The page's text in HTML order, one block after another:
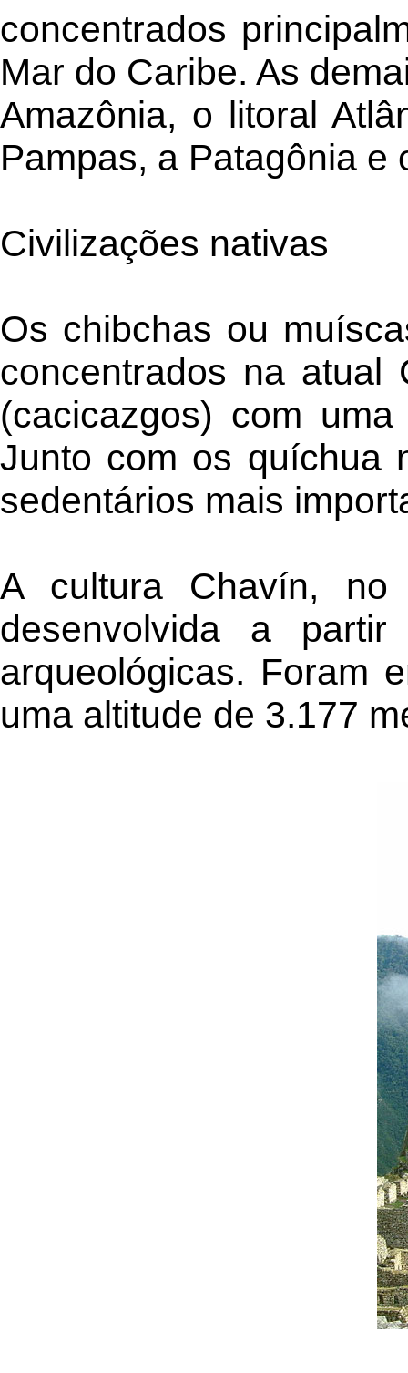
concentrados
Mar do Caribe. As
Amazônia, o litoral
Pampas, a Patagônia e
Civilizações nativas
Os chibchas ou
concentrados na atual
(cacicazgos) com
Junto com os quíchua
sedentários mais
A cultura Chavín, no
desenvolvida a
arqueológicas. Foram
uma altitude de 3.177